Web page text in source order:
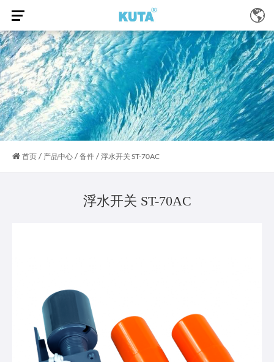
首页 / 产品中心 / 备件 / 浮水开关 ST-70AC
浮水开关 ST-70AC